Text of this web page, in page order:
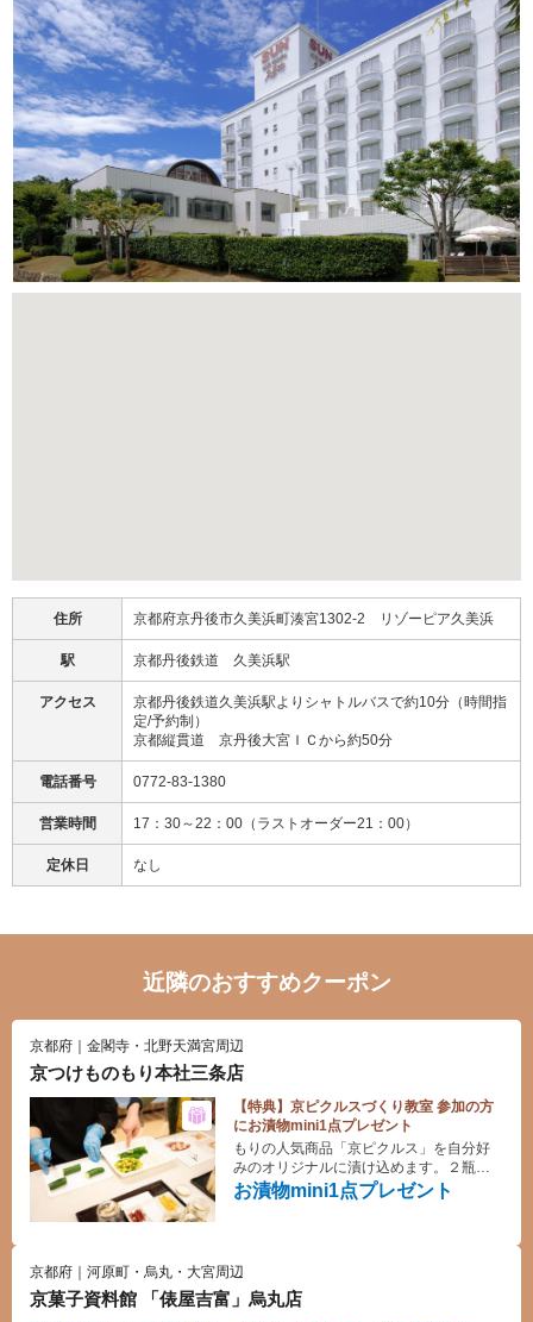
住所 京都府京丹後市久美浜町湊宮1302-2 リゾーピア久美浜
駅 京都丹後鉄道 久美浜駅
アクセス
京都丹後鉄道久美浜駅よりシャトルバスで約10分（時間指
定/予約制）
京都縦貫道 京丹後大宮ＩＣから約50分
電話番号 0772-83-1380
営業時間 17：30～22：00（ラストオーダー21：00）
定休日 なし
近隣のおすすめクーポン
京都府｜金閣寺・北野天満宮周辺
京つけものもり本社三条店
【特典】京ピクルスづくり教室 参加の方
にお漬物mini1点プレゼント
お漬物mini1点プレゼント
もりの人気商品「京ピクルス」を自分好
みのオリジナルに漬け込めます。２瓶分
を漬込みますので、２種類のオリジナル
ぴくるすが出来上がります。残り液を使
宅に帰ってからもお楽しみください。
京都府｜河原町・烏丸・大宮周辺
京菓子資料館 「俵屋吉富」烏丸店